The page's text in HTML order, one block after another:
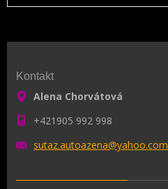
Kontakt
Alena Chorvátová
+421905 992 998
sutaz.autoazena@yahoo.com